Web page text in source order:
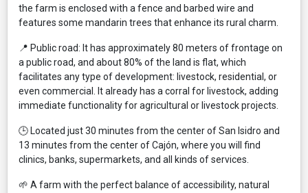
the farm is enclosed with a fence and barbed wire and
features some mandarin trees that enhance its rural charm.
📍 Public road: It has approximately 80 meters of frontage on
a public road, and about 80% of the land is flat, which
facilitates any type of development: livestock, residential, or
even commercial. It already has a corral for livestock, adding
immediate functionality for agricultural or livestock projects.
🕒 Located just 30 minutes from the center of San Isidro and
13 minutes from the center of Cajón, where you will find
clinics, banks, supermarkets, and all kinds of services.
🌱 A farm with the perfect balance of accessibility, natural